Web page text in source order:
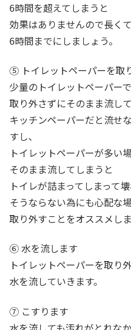
6時間を超えてしまうと
効果はありませんので長く
6時間までにしましょう。
⑤ トイレットペーパーを取
少量のトイレットペーパーで
取り外さずにそのまま流し
キッチンペーパーだと流せ
すし、
トイレットペーパーが多い
そのまま流してしまうと
トイレが詰まってしまって
そうならない為にも心配な場
取り外すことをオススメしま
⑥ 水を流します
トイレットペーパーを取り
水を流していきます。
⑦ こすります